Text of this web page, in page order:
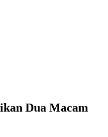
Dua Macam